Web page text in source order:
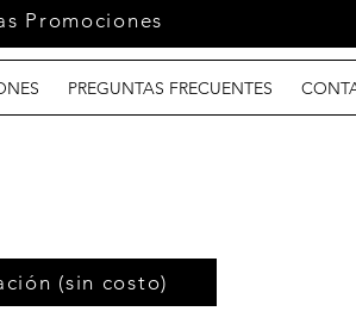
Promociones
PREGUNTAS FRECUENTES
(sin costo)